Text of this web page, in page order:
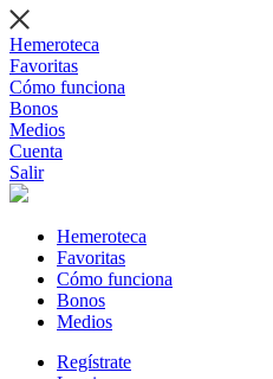
Hemeroteca
Favoritas
Cómo funciona
Bonos
Medios
Cuenta
Salir
Hemeroteca
Favoritas
Cómo funciona
Bonos
Medios
Regístrate